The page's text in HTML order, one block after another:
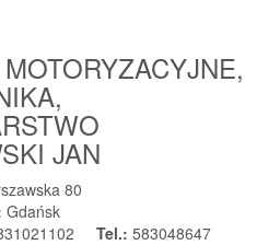
JAN
80
Gdańsk
Tel.: 583048647